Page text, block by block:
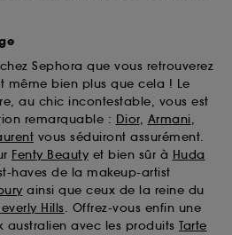
Sephora que vous retrouverez
même bien plus que cela ! Le
au chic incontestable, vous est
remarquable : Dior, Armani,
vous séduiront assurément.
Fenty Beauty et bien sûr à Huda
haves de la makeup-artist
ainsi que ceux de la reine du
Hills. Offrez-vous enfin une
australien avec les produits Tarte